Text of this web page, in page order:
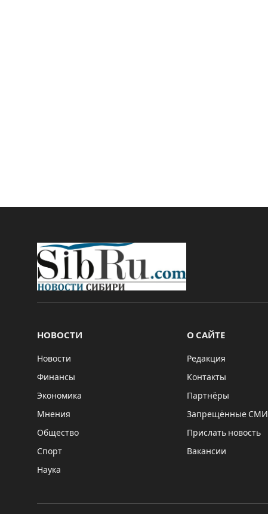
НОВОСТИ
Новости
Финансы
Экономика
Мнения
Общество
Спорт
Наука
О САЙТЕ
Редакция
Контакты
Партнёры
Запрещённые СМИ
Прислать новость
Вакансии